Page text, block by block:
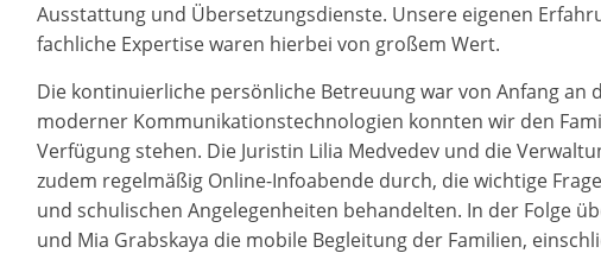
Ausstattung und Übersetzungsdienste. Unsere eigenen
fachliche Expertise waren hierbei von großem Wert.
Die kontinuierliche persönliche Betreuung war von Anfang an
moderner Kommunikationstechnologien konnten wir den
Verfügung stehen. Die Juristin Lilia Medvedev und die
zudem regelmäßig Online-Infoabende durch, die wichtige
und schulischen Angelegenheiten behandelten. In der Folge
und Mia Grabskaya die mobile Begleitung der Familien,